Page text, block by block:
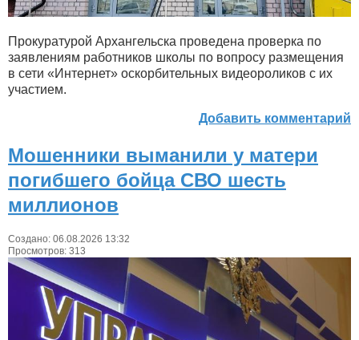
Прокуратурой Архангельска проведена проверка по
заявлениям работников школы по вопросу размещения
в сети «Интернет» оскорбительных видеороликов с их
участием.
Добавить комментарий
Мошенники выманили у матери
погибшего бойца СВО шесть
миллионов
Создано: 06.08.2026 13:32
Просмотров: 313